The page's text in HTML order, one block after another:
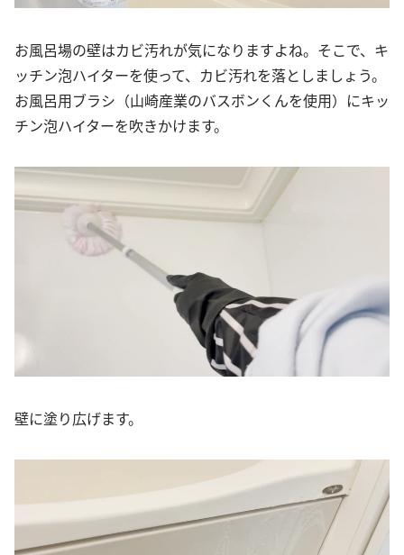
お風呂場の壁はカビ汚れが気になりますよね。そこで、キ
ッチン泡ハイターを使って、カビ汚れを落としましょう。
お風呂用ブラシ（山崎産業のバスボンくんを使用）にキッ
チン泡ハイターを吹きかけます。
壁に塗り広げます。